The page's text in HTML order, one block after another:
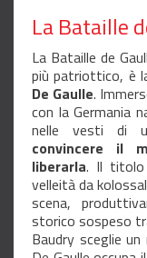
La Bataille
La Bataille de
più patriottico, è
De Gaulle.
con la Germania
nelle vesti di
convincere il
liberarla. Il titolo
velleità da
scena,
storico sospeso
Baudry sceglie